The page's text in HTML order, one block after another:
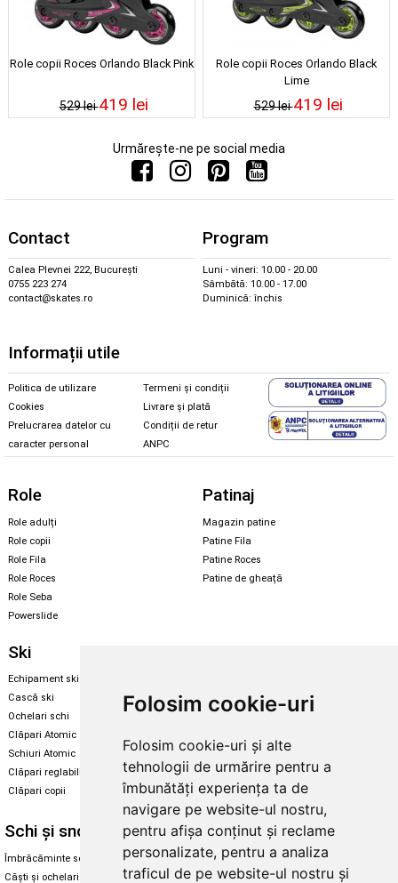
Folosim cookie-uri
Folosim cookie-uri și alte
tehnologii de urmărire pentru a
îmbunătăți experiența ta de
navigare pe website-ul nostru,
pentru afișa conținut și reclame
personalizate, pentru a analiza
traficul de pe website-ul nostru și
Role copii Roces Orlando Black Pink
529 lei419 lei
Role copii Roces Orlando Black
Lime
529 lei419 lei
Urmărește-ne pe social media
Contact
Calea Plevnei 222, București
0755 223 274
contact@skates.ro
Program
Luni - vineri: 10.00 - 20.00
Sâmbătă: 10.00 - 17.00
Duminică: închis
Informații utile
Politica de utilizare
Cookies
Prelucrarea datelor cu
caracter personal
Termeni și condiții
Livrare și plată
Condiții de retur
ANPC
Role
Role adulți
Role copii
Role Fila
Role Roces
Role Seba
Powerslide
Patinaj
Magazin patine
Patine Fila
Patine Roces
Patine de gheață
Ski
Echipament ski
Cască ski
Ochelari schi
Clăpari Atomic
Schiuri Atomic
Clăpari reglabili
Clăpari copii
Echipament snowboard
Skate & longboard
Santa Cruz
Enuff Skateboards
Schi și snowboard
Îmbrăcăminte schi și snowboard
Căști și ochelari de iarnă
Diverse
Cum aleg rolele
Cum aleg ochelarii